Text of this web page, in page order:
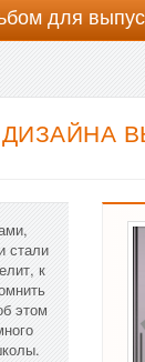
для
стали
к
этом